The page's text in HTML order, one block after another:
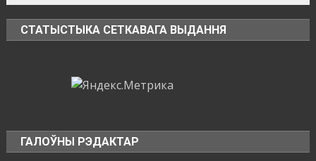
СТАТЫСТЫКА СЕТКАВАГА ВЫДАННЯ
ГАЛОЎНЫ РЭДАКТАР